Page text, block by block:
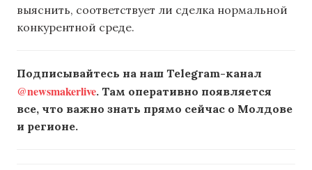
выяснить, соответствует ли сделка нормальной
конкурентной среде.
Подписывайтесь на наш Telegram-канал
@newsmakerlive. Там оперативно появляется
все, что важно знать прямо сейчас о Молдове
и регионе.